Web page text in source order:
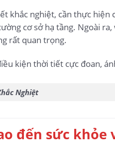
khắc nghiệt, cần thực hiện
cơ sở hạ tầng. Ngoài
rất quan trọng.
Nghiệt
đến sức khỏe